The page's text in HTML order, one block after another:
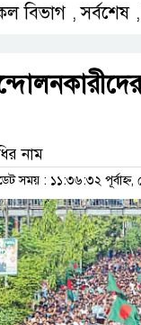
বিভাগ ,সর্বশেষ
নাম
সময় : ১১:৩৬:৩২ পূর্বাহ্ন,